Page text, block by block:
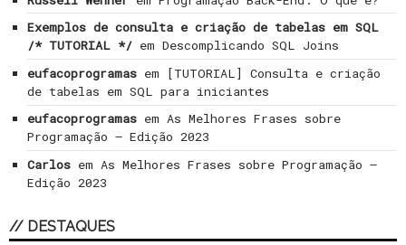
Exemplos de consulta e criação de tabelas em SQL
/* TUTORIAL */ em Descomplicando SQL Joins
eufacoprogramas em
[TUTORIAL] Consulta e criação
de tabelas em SQL para iniciantes
eufacoprogramas em As Melhores Frases sobre
Programação – Edição 2023
Carlos em As Melhores Frases sobre Programação –
Edição 2023
// DESTAQUES